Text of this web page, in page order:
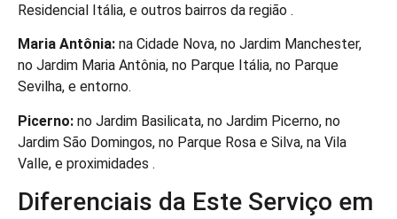
Residencial Itália, e outros bairros da região .
Maria Antônia: na Cidade Nova, no Jardim Manchester,
no Jardim Maria Antônia, no Parque Itália, no Parque
Sevilha, e entorno.
Picerno: no Jardim Basilicata, no Jardim Picerno, no
Jardim São Domingos, no Parque Rosa e Silva, na Vila
Valle, e proximidades .
Diferenciais da Este Serviço em